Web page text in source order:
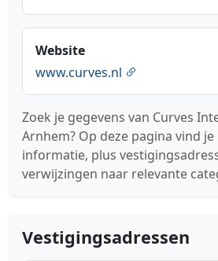
Website
www.curves.nl
Zoek je gegevens van Curves
Arnhem? Op deze pagina vind je
informatie, plus
verwijzingen naar relevante
Vestigingsadressen